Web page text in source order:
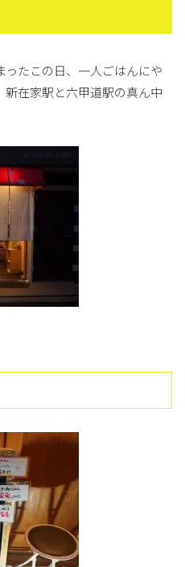
たこの日、一人ごはんにや
新在家駅と六甲道駅の真ん中